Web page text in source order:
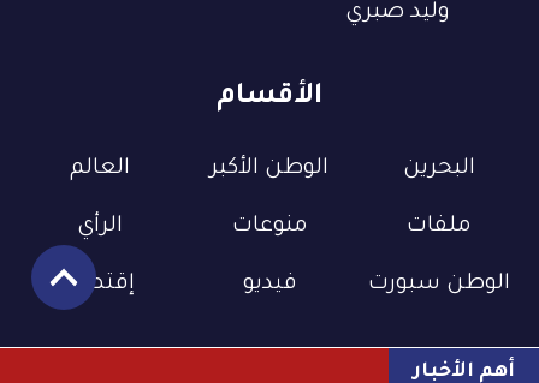
أهم الأخبار
الأقسام
البحرين الوطن الأكبر العالم
ملفات منوعات الرأي
الوطن سبورت فيديو إقتصاد
وليد صبري